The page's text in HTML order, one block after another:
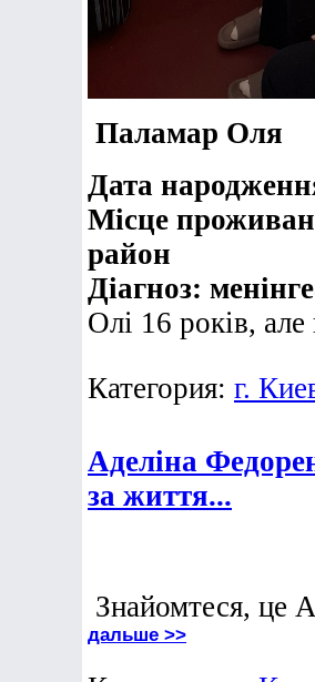
Паламар Оля
Дата
Місце
район
Діагноз:
Олі 16 років,
Категория: г.
Аделіна
за життя...
Знайомтеся, це
дальше >>